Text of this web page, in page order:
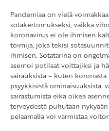
Pandemiaa on vielä
sotakertomukseksi, vaikka
koronavirus ei ole ihmisen
toimija, joka tekisi
ihmisen. Sotatarina on
asemoi potilaat voittajiksi ja
sairauksista – kuten
psyykkisistä ominaisuuksista:
sairastumista eikä oikea
terveydestä puhutaan
pelaamalla voi varmistaa